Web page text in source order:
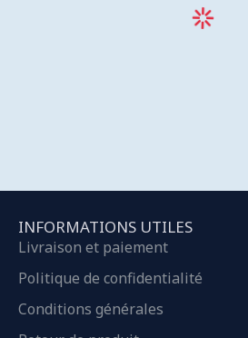
INFORMATIONS UTILES
Livraison et paiement
Politique de confidentialité
Conditions générales